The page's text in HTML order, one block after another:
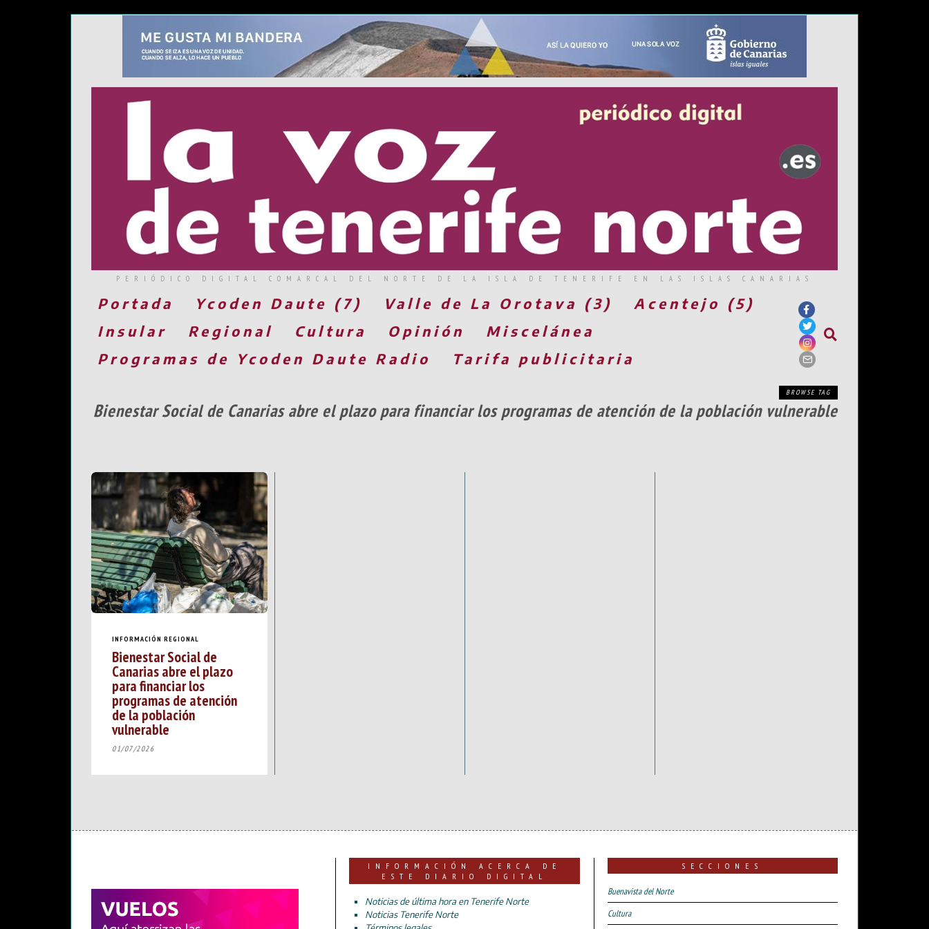
PERIÓDICO DIGITAL COMARCAL DEL NORTE DE LA ISLA DE TENERIFE EN LAS ISLAS CANARIAS
Portada Ycoden Daute (7) Valle de La Orotava (3)
Acentejo (5)
Insular
Regional Cultura Opinión
Miscelánea
Programas de Ycoden Daute Radio
Tarifa publicitaria
BROWSE TAG
Bienestar Social de Canarias abre el plazo para financiar los programas de atención de la población vulnerable
INFORMACIÓN REGIONAL
Bienestar Social de
Canarias abre el plazo
para financiar los
programas de atención
de la población
vulnerable
01/07/2026
INFORMACIÓN ACERCA DE
ESTE DIARIO DIGITAL
Noticias de última hora en Tenerife Norte
Noticias Tenerife Norte
SECCIONES
Buenavista del Norte
Cultura